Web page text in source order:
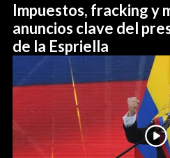
Impuestos, fracking y
anuncios clave del
de la Espriella